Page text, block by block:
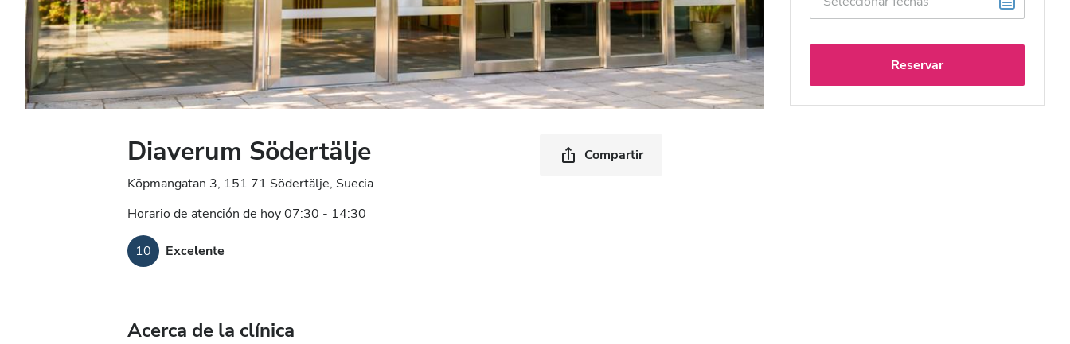
Diaverum Södertälje
Köpmangatan 3, 151 71 Södertälje, Suecia
Horario de atención de hoy 07:30 - 14:30
10 Excelente
Compartir
Acerca de la clínica
Reservar